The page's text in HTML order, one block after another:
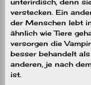
verstecken. Ein
der Menschen lebt
ähnlich wie Tiere
versorgen die
besser behandelt
anderen, je nach
ist.